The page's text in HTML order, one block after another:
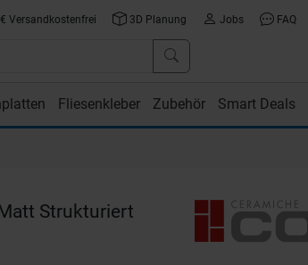
Versandkostenfrei 3D Planung Jobs FAQ
Fliesenkleber Zubehör Smart Deals
Strukturiert